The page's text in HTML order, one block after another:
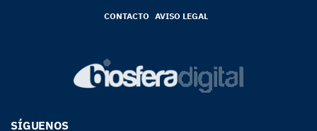
CONTACTO AVISO LEGAL
SÍGUENOS